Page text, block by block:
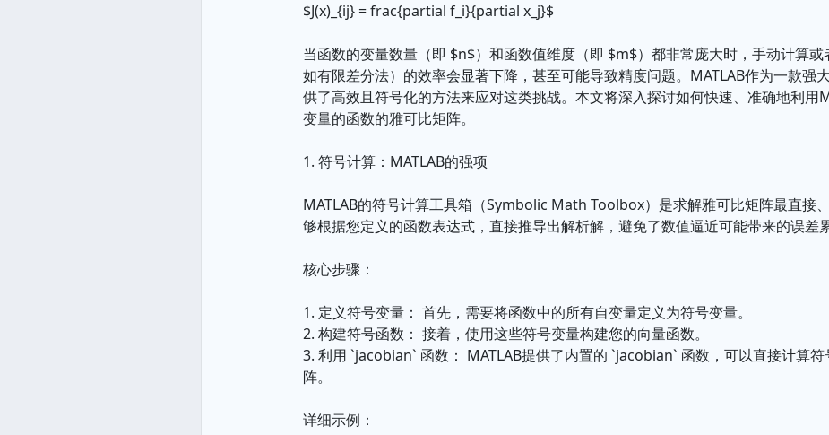
$J(x)_{ij} = frac{partial f_i}{partial x_j}$
当函数的变量数量（即 $n$）和函数值维度（即 $m$）都非常庞大时，手动计算或
如有限差分法）的效率会显著下降，甚至可能导致精度问题。MATLAB作为一款强
供了高效且符号化的方法来应对这类挑战。本文将深入探讨如何快速、准确地利用
变量的函数的雅可比矩阵。
1. 符号计算：MATLAB的强项
MATLAB的符号计算工具箱（Symbolic Math Toolbox）是求解雅可比矩阵最直接
够根据您定义的函数表达式，直接推导出解析解，避免了数值逼近可能带来的误差累
核心步骤：
1. 定义符号变量： 首先，需要将函数中的所有自变量定义为符号变量。
2. 构建符号函数： 接着，使用这些符号变量构建您的向量函数。
3. 利用 `jacobian` 函数： MATLAB提供了内置的 `jacobian` 函数，可以直接计算
阵。
详细示例：